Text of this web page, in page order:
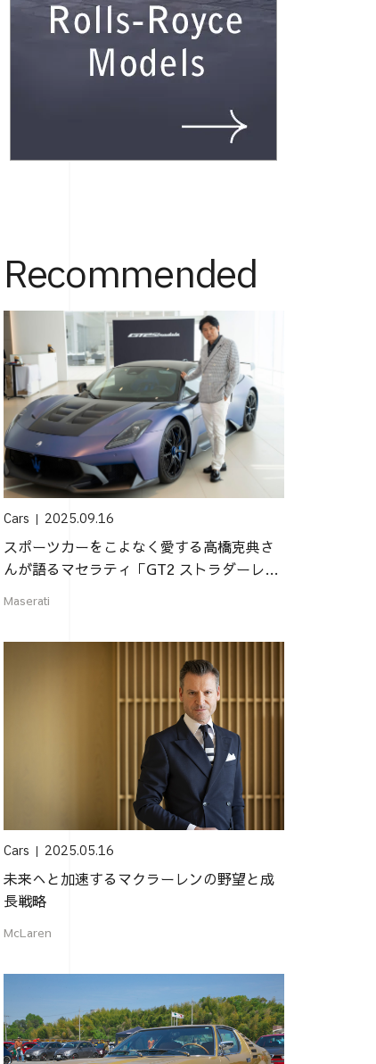
Recommended
Cars 2025.09.16
スポーツカーをこよなく愛する高橋克典さ
んが語るマセラティ「GT2 ストラダーレ」
Maserati
Cars 2025.05.16
未来へと加速するマクラーレンの野望と成
長戦略
McLaren